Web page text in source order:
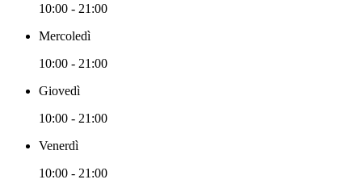
10:00 - 21:00
Mercoledì
10:00 - 21:00
Giovedì
10:00 - 21:00
Venerdì
10:00 - 21:00